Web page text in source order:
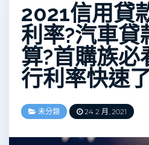
2021信用貸
利率?汽車貸
算?首購族必
行利率快速
未分類 24 2 月, 2021